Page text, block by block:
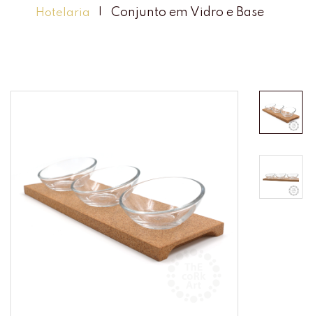
Hotelaria Conjunto em Vidro e Base